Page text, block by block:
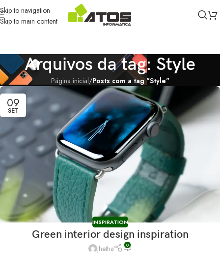
Skip to navigation
Skip to main content
Arquivos da tag: Style
Página inicial/Posts com a tag "Style"
09
SET
INSPIRATION
Green interior design inspiration
jhetha 0